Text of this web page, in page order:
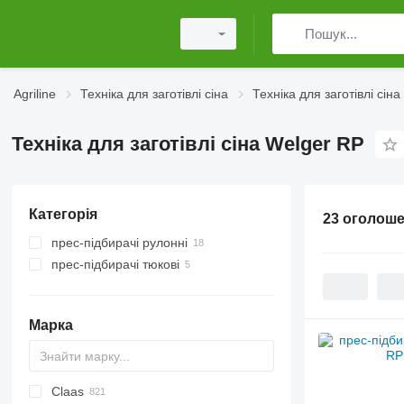
Agriline Техніка для заготівлі сіна Техніка для заготівлі
Техніка для заготівлі сіна Welger RP
Категорія
прес-підбирачі рулонні
прес-підбирачі тюкові
Марка
HTS
XP
400 - series
SPE
HTW
T series
CK
431
EP
Claas
23